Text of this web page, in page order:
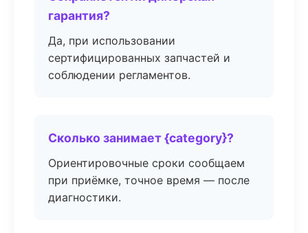
гарантия?
Да, при использовании
сертифицированных запчастей и
соблюдении регламентов.
Сколько занимает {category}?
Ориентировочные сроки сообщаем
при приёмке, точное время — после
диагностики.